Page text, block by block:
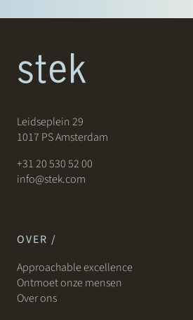
Leidseplein 29
1017 PS Amsterdam
+31 20 530 52 00
info@stek.com
OVER /
Approachable excellence
Ontmoet onze mensen
Over ons